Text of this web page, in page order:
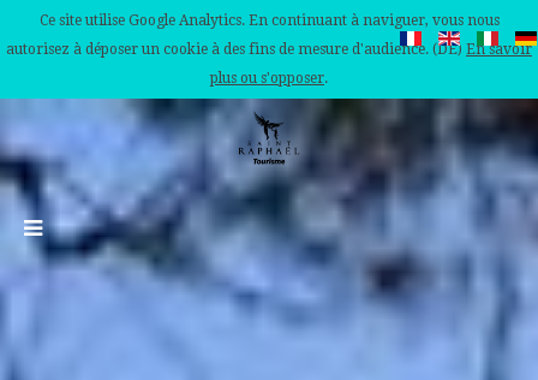
Ce site utilise Google Analytics. En continuant à naviguer, vous nous
autorisez à déposer un cookie à des fins de mesure d'audience. (DE) En savoir
plus ou s'opposer.